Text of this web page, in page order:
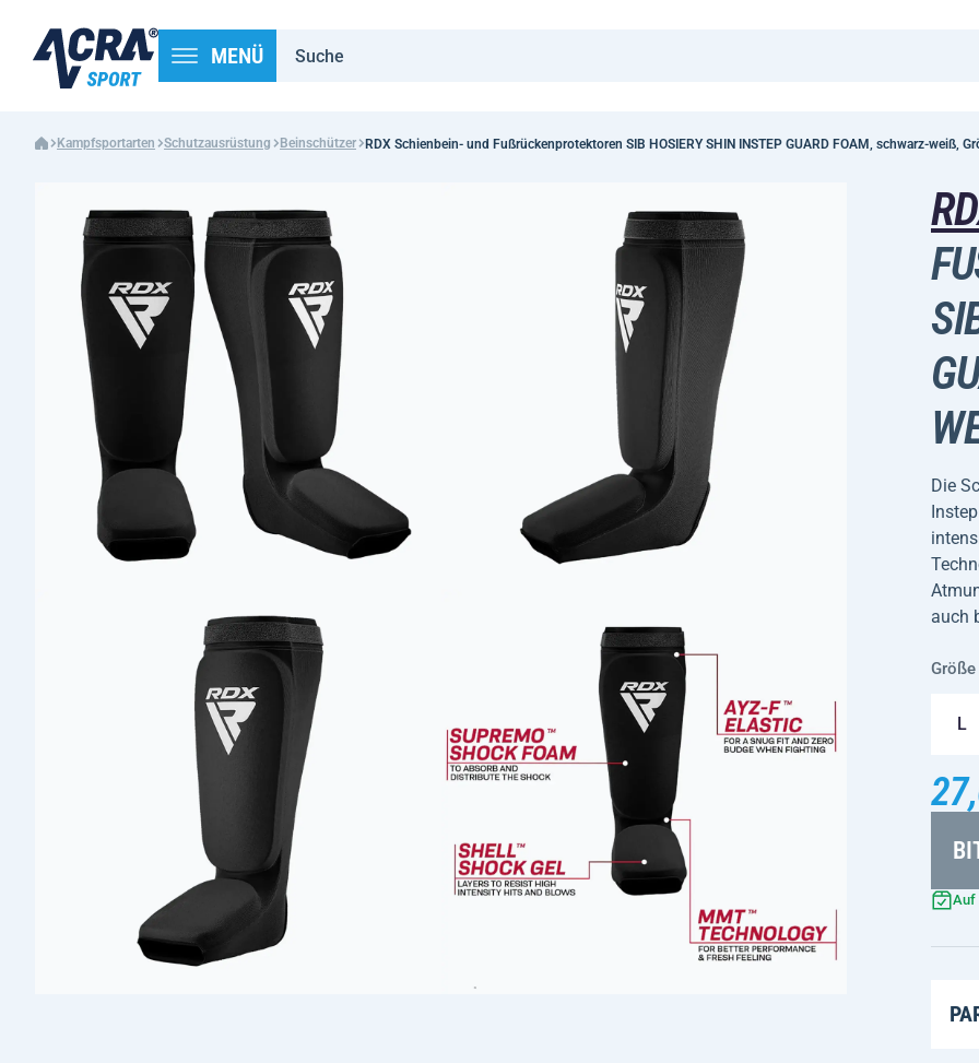
MENÜ
Kampfsportarten Schutzausrüstung Beinschützer RDX Schienbein- und Fußrückenprotektoren SIB HOSIERY SHIN INSTEP GUARD FOAM, schwarz-weiß,
IB
Die
auch
Größe
L
Auf